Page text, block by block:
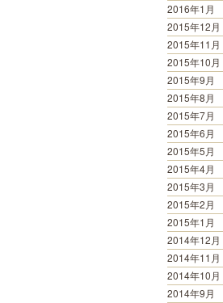
2016年1月
2015年12月
2015年11月
2015年10月
2015年9月
2015年8月
2015年7月
2015年6月
2015年5月
2015年4月
2015年3月
2015年2月
2015年1月
2014年12月
2014年11月
2014年10月
2014年9月